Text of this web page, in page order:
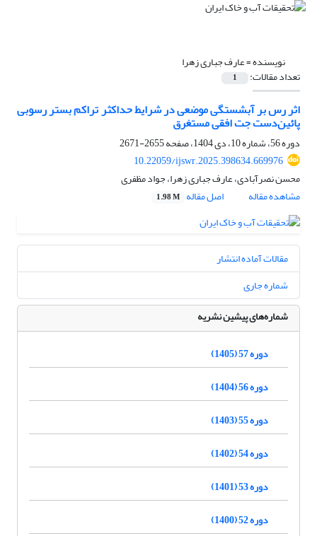
نویسنده =عارف جباری زهرا
تعداد مقالات: 1
اثر رس بر آبشستگی موضعی در شرایط حداکثر تراکم بستر رسوبی
پائین‌دست جت افقی مستغرق
دوره 56، شماره 10، دی 1404، صفحه
2655-2671
10.22059/ijswr.2025.398634.669976
محسن نصرآبادی، عارف جباری زهرا، جواد مظفری
مشاهده مقاله
اصل مقاله 1.98 M
مقالات آماده انتشار
شماره جاری
شماره‌های پیشین نشریه
دوره 57 (1405)
دوره 56 (1404)
دوره 55 (1403)
دوره 54 (1402)
دوره 53 (1401)
دوره 52 (1400)